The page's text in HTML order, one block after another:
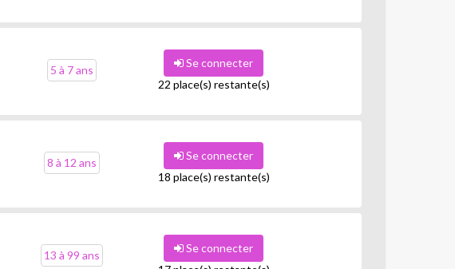
5 à 7 ans
Se connecter
22 place(s) restante(s)
8 à 12 ans
Se connecter
18 place(s) restante(s)
13 à 99 ans
Se connecter